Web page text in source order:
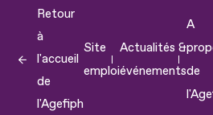
contenu
Retour
à
l'accueil
de
l'Agefiph
Site
emploi
Actualités &
événements
A
de